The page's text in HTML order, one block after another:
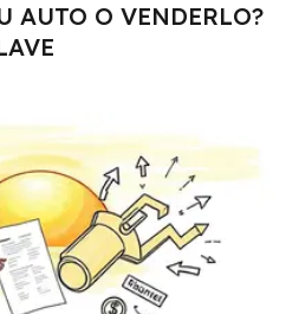
AUTO O VENDERLO?